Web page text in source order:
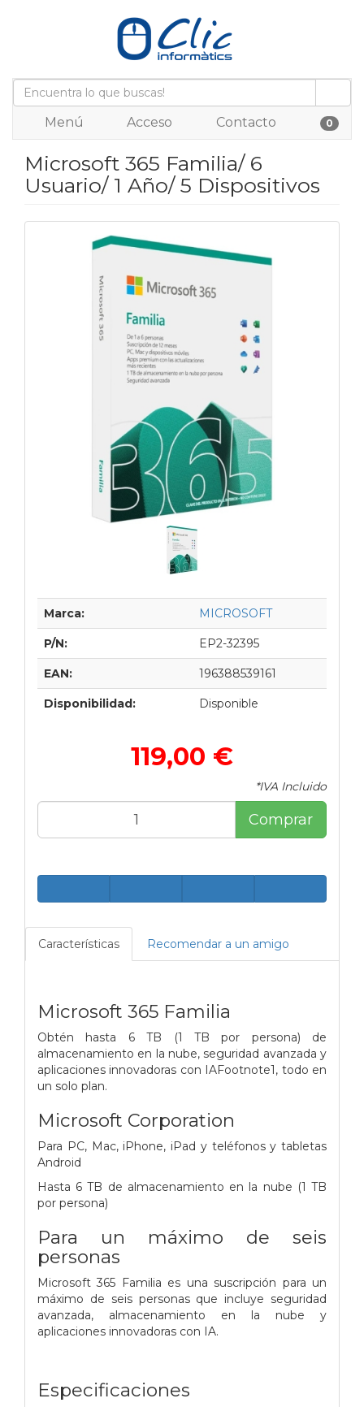
Menú Acceso Contacto 0
Microsoft 365 Familia/ 6
Usuario/ 1 Año/ 5 Dispositivos
Marca: MICROSOFT
P/N: EP2-32395
EAN: 196388539161
Disponibilidad: Disponible
119,00 €
*IVA Incluido
Comprar
Características Recomendar a un amigo
Microsoft 365 Familia
Obtén hasta 6 TB (1 TB por persona) de
almacenamiento en la nube, seguridad avanzada y
aplicaciones innovadoras con IAFootnote1, todo en
un solo plan.
Microsoft Corporation
Para PC, Mac, iPhone, iPad y teléfonos y tabletas
Android
Hasta 6 TB de almacenamiento en la nube (1 TB
por persona)
Para un máximo de seis
personas
Microsoft 365 Familia es una suscripción para un
máximo de seis personas que incluye seguridad
avanzada, almacenamiento en la nube y
aplicaciones innovadoras con IA.
Especificaciones